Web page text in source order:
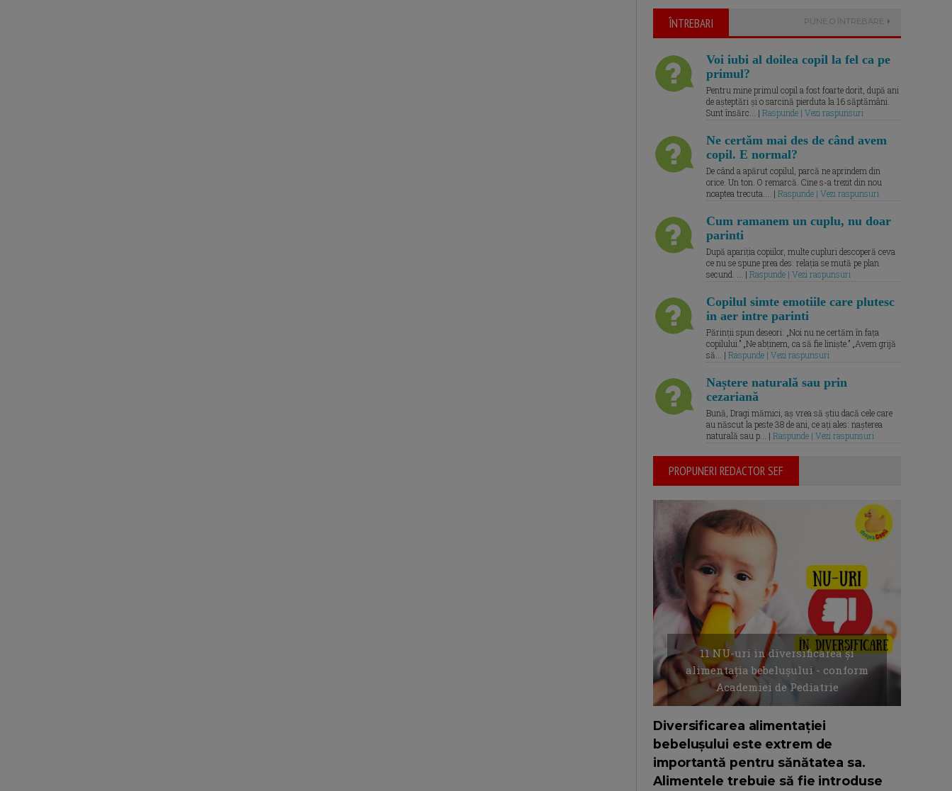
ÎNTREBARI PUNE O ÎNTREBARE
Voi iubi al doilea copil la fel ca pe
primul?
Pentru mine primul copil a fost foarte dorit, după ani
de așteptări și o sarcină pierduta la 16 săptămâni.
Sunt însărc... | Raspunde | Vezi raspunsuri
Ne certăm mai des de când avem
copil. E normal?
De când a apărut copilul, parcă ne aprindem din
orice. Un ton. O remarcă. Cine s-a trezit din nou
noaptea trecuta.... | Raspunde | Vezi raspunsuri
Cum ramanem un cuplu, nu doar
parinti
După apariția copiilor, multe cupluri descoperă ceva
ce nu se spune prea des: relația se mută pe plan
secund. ... | Raspunde | Vezi raspunsuri
Copilul simte emotiile care plutesc
in aer intre parinti
Părinții spun deseori: „Noi nu ne certăm în fața
copilului.” „Ne abținem, ca să fie liniște.” „Avem grijă
să... | Raspunde | Vezi raspunsuri
Naștere naturală sau prin
cezariană
Bună, Dragi mămici, aș vrea să știu dacă cele care
au născut la peste 38 de ani, ce ați ales: nașterea
naturală sau p... | Raspunde | Vezi raspunsuri
PROPUNERI REDACTOR SEF
11 NU-uri in diversificarea și
alimentația bebelușului - conform
Academiei de Pediatrie
Diversificarea alimentației
bebelușului este extrem de
importantă pentru sănătatea sa.
Alimentele trebuie să fie introduse